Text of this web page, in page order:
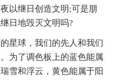
以继日创造文明;可是朋
日地毁灭文明吗?
星球，我们的先人和我们
为了调色板上的蓝色能属
雪和浮云，黄色能属于阳